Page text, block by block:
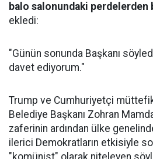
balo salonundaki perdelerden
ekledi:
"Günün sonunda Başkanı
davet ediyorum."
Trump ve Cumhuriyetçi
Belediye Başkanı Zohran
zaferinin ardından ülke
ilerici Demokratların etkisiyle
"komünist" olarak niteleyen